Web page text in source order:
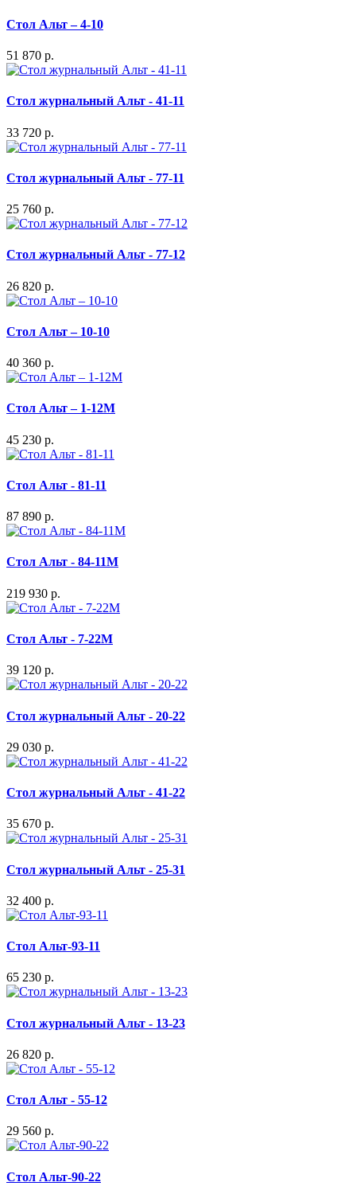
Стол Альт – 4-10
51 870 р.
Стол журнальный Альт - 41-11
33 720 р.
Стол журнальный Альт - 77-11
25 760 р.
Стол журнальный Альт - 77-12
26 820 р.
Стол Альт – 10-10
40 360 р.
Стол Альт – 1-12М
45 230 р.
Стол Альт - 81-11
87 890 р.
Стол Альт - 84-11M
219 930 р.
Стол Альт - 7-22M
39 120 р.
Стол журнальный Альт - 20-22
29 030 р.
Стол журнальный Альт - 41-22
35 670 р.
Стол журнальный Альт - 25-31
32 400 р.
Стол Альт-93-11
65 230 р.
Стол журнальный Альт - 13-23
26 820 р.
Стол Альт - 55-12
29 560 р.
Стол Альт-90-22